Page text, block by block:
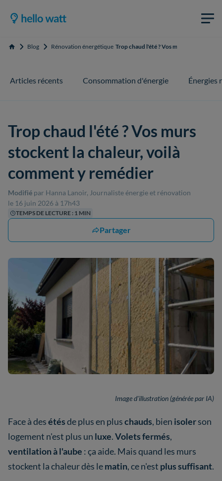
Accueil Blog Rénovation énergétique Trop chaud l'été ? Vos murs stockent la
Articles récents Consommation d'énergie Énergies
Trop chaud l'été ? Vos murs
stockent la chaleur, voilà
comment y remédier
Modifié par Hanna Lanoir, Journaliste énergie et rénovation
le 16 juin 2026 à 17h43
TEMPS DE LECTURE : 1 MIN
Partager
Image d'illustration (générée par IA)
Face à desétésde plus en pluschauds, bien isolerson
logement n'est plus un luxe.Volets fermés,
ventilation à l'aube : ça aide. Mais quand les murs
stockent la chaleur dès lematin, ce n'est plus suffisant.